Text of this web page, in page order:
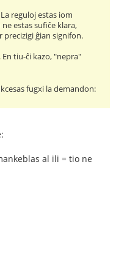
reguloj estas iom
estas sufiĉe klara,
ĝian signifon.
tiu-ĉi kazo, "nepra"
fugxi la demandon:
al ili = tio ne